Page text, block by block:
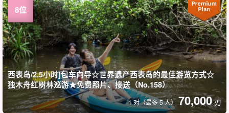
西表岛/2.5小时]包车向导☆世界遗产西表岛的最佳游览方式☆
独木舟红树林巡游★免费照片、接送（No.158）
1 对（最多 5 人） 70,000 刃